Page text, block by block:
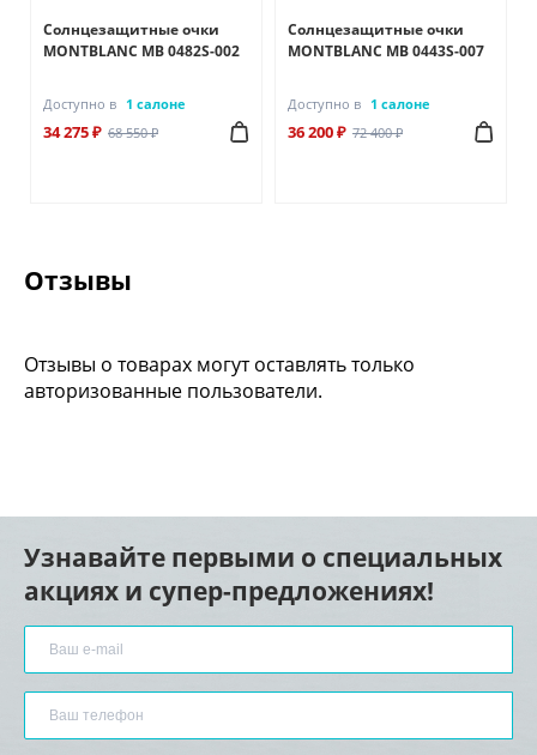
Солнцезащитные очки
MONTBLANC MB 0482S-002
Доступно в 1 салоне
34 275 ₽ 68 550 ₽
Солнцезащитные очки
MONTBLANC MB 0443S-007
Доступно в 1 салоне
36 200 ₽ 72 400 ₽
Отзывы
Отзывы о товарах могут оставлять только
авторизованные пользователи.
Узнавайте первыми о специальных
акциях и супер-предложениях!